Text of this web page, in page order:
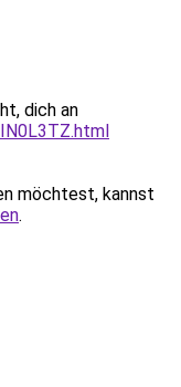
dich an
möchtest, kannst
.